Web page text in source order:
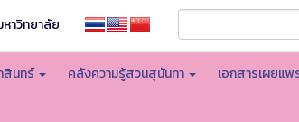
าวิทยาลัย
สินทร์ คลังความรู้สวนสุนันทา เอกสารเผยแพ